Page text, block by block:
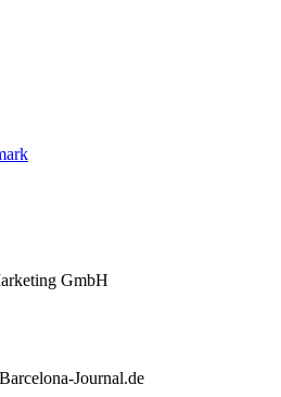
GmbH
Journal.de